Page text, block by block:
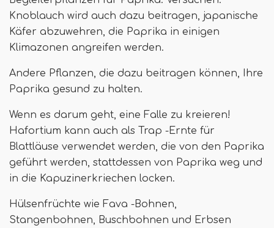
Knoblauch wird auch dazu beitragen, japanische
Käfer abzuwehren, die Paprika in einigen
Klimazonen angreifen werden.
Andere Pflanzen, die dazu beitragen können, Ihre
Paprika gesund zu halten.
Wenn es darum geht, eine Falle zu kreieren!
Hafortium kann auch als Trap -Ernte für
Blattläuse verwendet werden, die von den Paprika
geführt werden, stattdessen von Paprika weg und
in die Kapuzinerkriechen locken.
Hülsenfrüchte wie Fava -Bohnen,
Stangenbohnen, Buschbohnen und Erbsen